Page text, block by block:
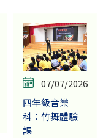
07/07/2026
四年級音樂
科：竹舞體驗
課